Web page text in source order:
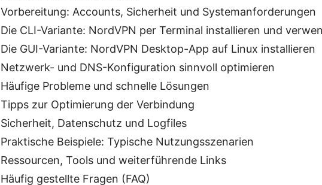
Vorbereitung: Accounts, Sicherheit und Systemanforderungen
Die CLI-Variante: NordVPN per Terminal installieren und
Die GUI-Variante: NordVPN Desktop-App auf Linux installieren
Netzwerk- und DNS-Konfiguration sinnvoll optimieren
Häufige Probleme und schnelle Lösungen
Tipps zur Optimierung der Verbindung
Sicherheit, Datenschutz und Logfiles
Praktische Beispiele: Typische Nutzungsszenarien
Ressourcen, Tools und weiterführende Links
Häufig gestellte Fragen (FAQ)